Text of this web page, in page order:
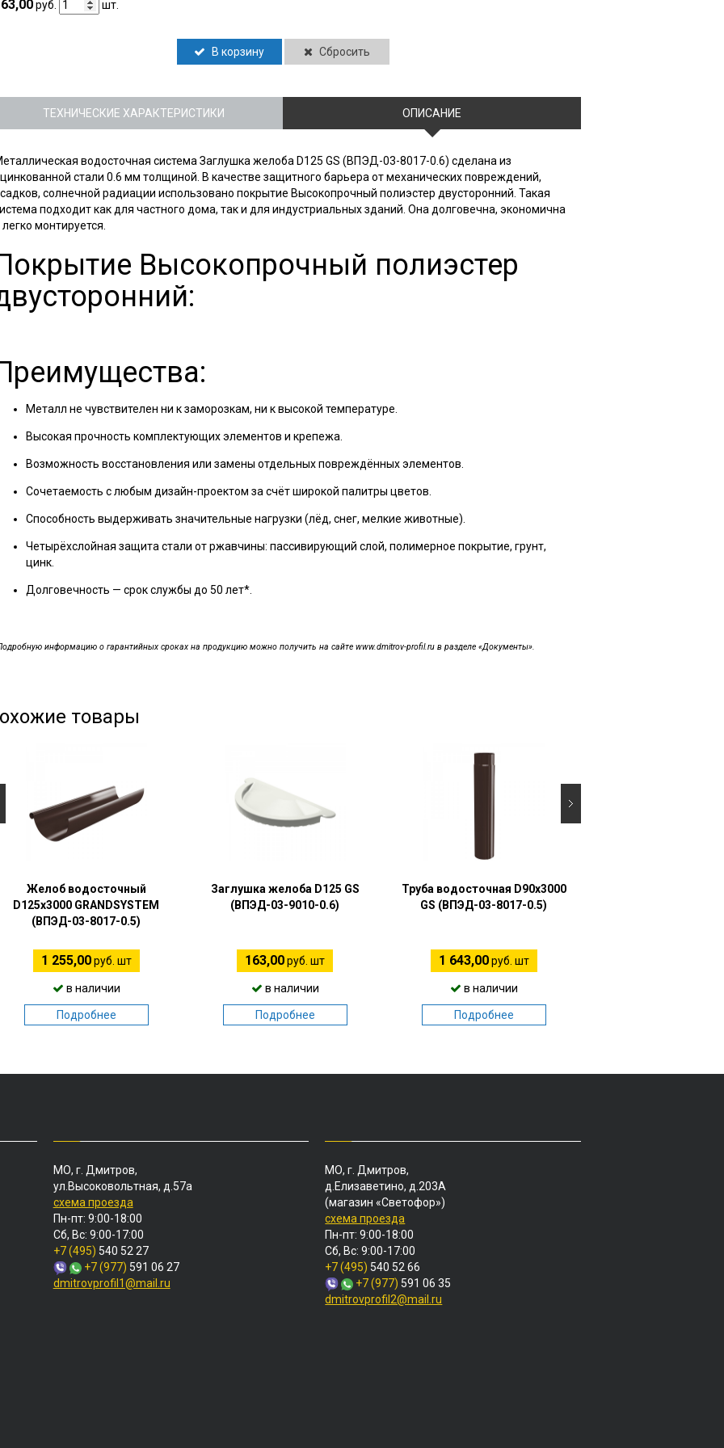
руб. шт.
В корзину Сбросить
ТЕХНИЧЕСКИЕ ХАРАКТЕРИСТИКИ ОПИСАНИЕ
водосточная система Заглушка желоба D125 GS (ВПЭД-03-8017-0.6) сделана из
стали 0.6 мм толщиной. В качестве защитного барьера от механических повреждений,
солнечной радиации использовано покрытие Высокопрочный полиэстер двусторонний. Такая
подходит как для частного дома, так и для индустриальных зданий. Она долговечна, экономична
легко монтируется.
Высокопрочный полиэстер
Металл не чувствителен ни к заморозкам, ни к высокой температуре.
Высокая прочность комплектующих элементов и крепежа.
Возможность восстановления или замены отдельных повреждённых элементов.
Сочетаемость с любым дизайн-проектом за счёт широкой палитры цветов.
Способность выдерживать значительные нагрузки (лёд, снег, мелкие животные).
Четырёхслойная защита стали от ржавчины: пассивирующий слой, полимерное покрытие, грунт,
цинк.
Долговечность — срок службы до 50 лет*.
информацию о гарантийных сроках на продукцию можно получить на сайте www.dmitrov-profil.ru в разделе «Документы».
товары
Желоб водосточный
D125х3000 GRANDSYSTEM
(ВПЭД-03-8017-0.5)
1 255,00руб. шт
в наличии
Подробнее
Заглушка желоба D125 GS
(ВПЭД-03-9010-0.6)
163,00руб. шт
в наличии
Подробнее
Труба водосточная D90х3000
GS (ВПЭД-03-8017-0.5)
1 643,00руб. шт
в наличии
Подробнее
МО, г. Дмитров,
ул.Высоковольтная, д.57а
схема проезда
Пн-пт: 9:00-18:00
Сб, Вс: 9:00-17:00
+7 (495) 540 52 27
+7 (977) 591 06 27
dmitrovprofil1@mail.ru
МО, г. Дмитров,
д.Елизаветино, д.203А
(магазин «Светофор»)
схема проезда
Пн-пт: 9:00-18:00
Сб, Вс: 9:00-17:00
+7 (495) 540 52 66
+7 (977) 591 06 35
dmitrovprofil2@mail.ru